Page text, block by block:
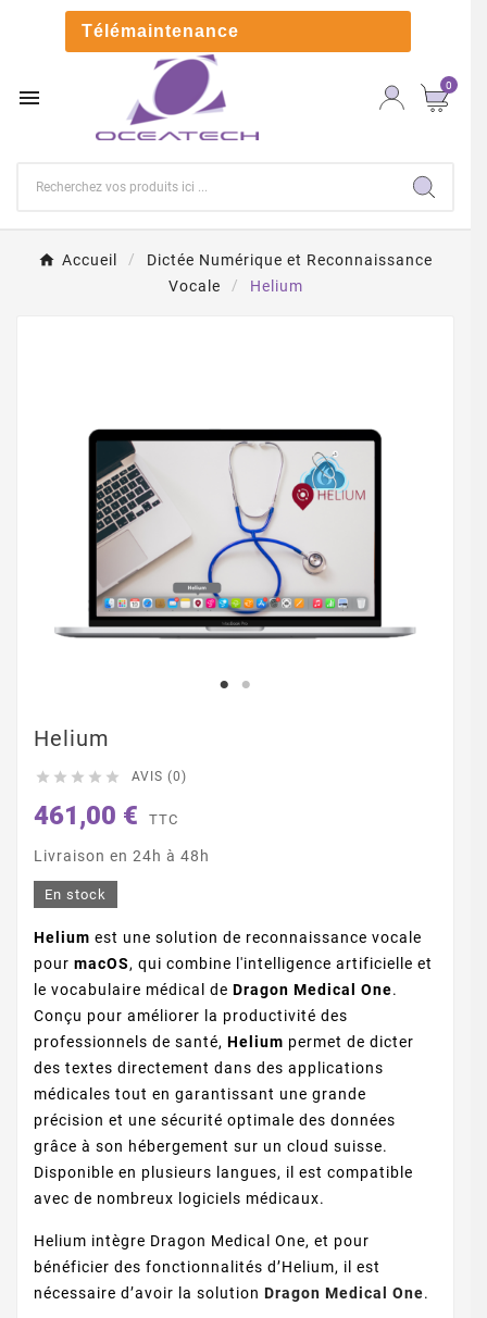
 0
Accueil
Dictée Numérique et Reconnaissance
Vocale
Helium
Helium
     AVIS (0)
461,00 € TTC
Livraison en 24h à 48h
En stock
Helium est une solution de reconnaissance vocale
pour macOS, qui combine l'intelligence artificielle et
le vocabulaire médical de Dragon Medical One.
Conçu pour améliorer la productivité des
professionnels de santé, Helium permet de dicter
des textes directement dans des applications
médicales tout en garantissant une grande
précision et une sécurité optimale des données
grâce à son hébergement sur un cloud suisse.
Disponible en plusieurs langues, il est compatible
avec de nombreux logiciels médicaux.
Helium intègre Dragon Medical One, et pour
bénéficier des fonctionnalités d’Helium, il est
nécessaire d’avoir la solution Dragon Medical One.
Télémaintenance